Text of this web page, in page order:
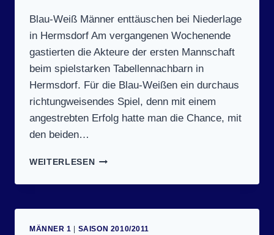
Blau-Weiß Männer enttäuschen bei Niederlage
in Hermsdorf Am vergangenen Wochenende
gastierten die Akteure der ersten Mannschaft
beim spielstarken Tabellennachbarn in
Hermsdorf. Für die Blau-Weißen ein durchaus
richtungweisendes Spiel, denn mit einem
angestrebten Erfolg hatte man die Chance, mit
den beiden…
WEITERLESENSPIELTAG
(5.2.2011):
HERMSDORF
MÄNNER 1 SAISON 2010/2011